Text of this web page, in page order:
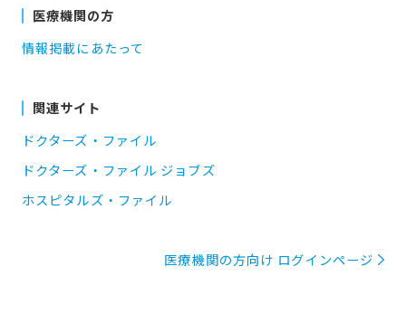
医療機関の方
情報掲載にあたって
関連サイト
ドクターズ・ファイル
ドクターズ・ファイル ジョブズ
ホスピタルズ・ファイル
医療機関の方向け ログインページ